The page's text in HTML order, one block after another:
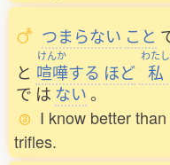
つまらない こと
と
けんか
喧嘩する ほど
わたし
私
で は ない。
I know better
trifles.